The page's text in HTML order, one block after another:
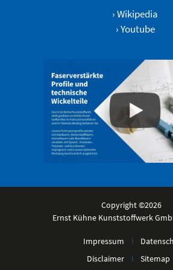
›Wikipedia
›Youtube
Copyright ©2026
Ernst Kühne Kunststoffwerk
Impressum I
Disclaimer
I Sitemap